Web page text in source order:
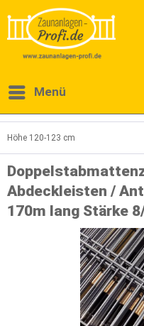
Menü
Höhe 120-123 cm
Abdeckleisten /
170m lang Stärke